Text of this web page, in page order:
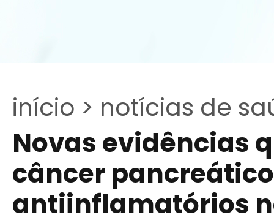
início > notícias de
Novas evidências
câncer
antiinflamatórios